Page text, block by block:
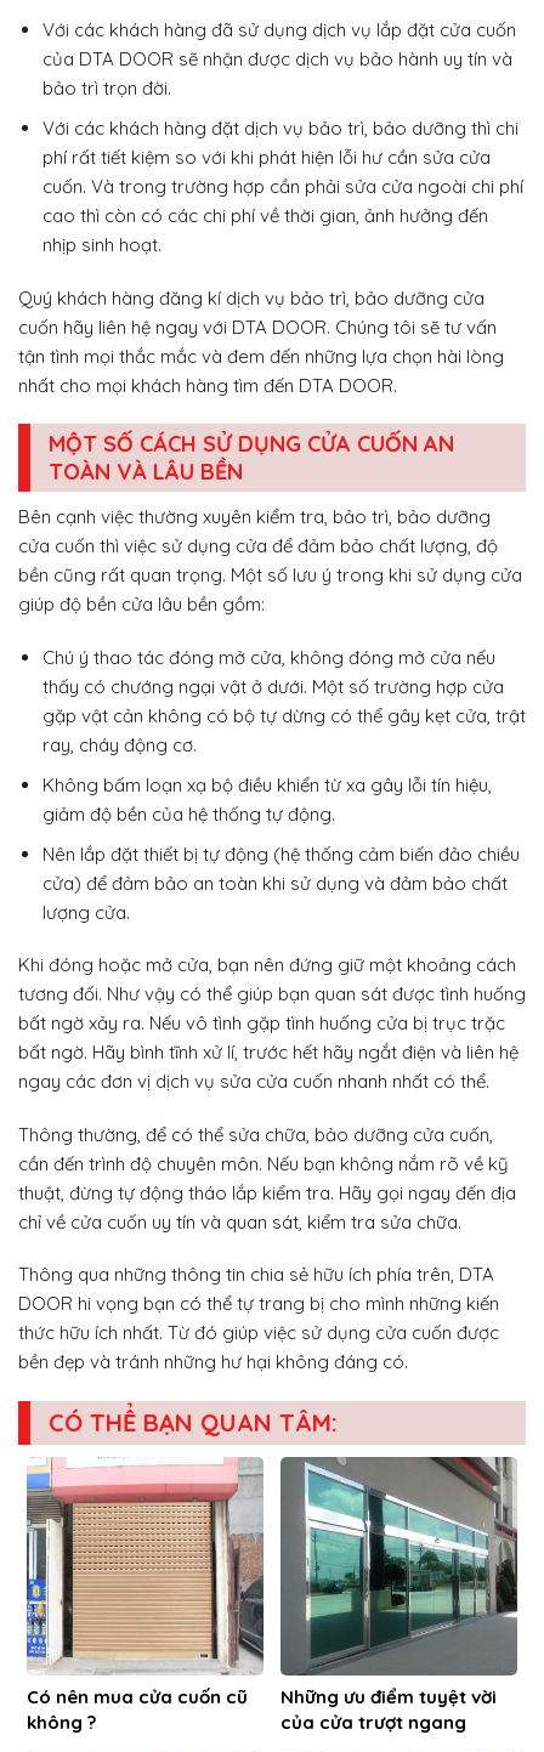
Với các khách hàng đã sử dụng dịch vụ lắp đặt cửa cuốn
của DTA DOOR sẽ nhận được dịch vụ bảo hành uy tín và
bảo trì trọn đời.
Với các khách hàng đặt dịch vụ bảo trì, bảo dưỡng thì chi
phí rất tiết kiệm so với khi phát hiện lỗi hư cần sửa cửa
cuốn. Và trong trường hợp cần phải sửa cửa ngoài chi phí
cao thì còn có các chi phí về thời gian, ảnh hưởng đến
nhịp sinh hoạt.
Quý khách hàng đăng kí dịch vụ bảo trì, bảo dưỡng cửa
cuốn hãy liên hệ ngay với DTA DOOR. Chúng tôi sẽ tư vấn
tận tình mọi thắc mắc và đem đến những lựa chọn hài lòng
nhất cho mọi khách hàng tìm đến DTA DOOR.
MỘT SỐ CÁCH SỬ DỤNG CỬA CUỐN AN
TOÀN VÀ LÂU BỀN
Bên cạnh việc thường xuyên kiểm tra, bảo trì, bảo dưỡng
cửa cuốn thì việc sử dụng cửa để đảm bảo chất lượng, độ
bền cũng rất quan trọng. Một số lưu ý trong khi sử dụng cửa
giúp độ bền cửa lâu bền gồm:
Chú ý thao tác đóng mở cửa, không đóng mở cửa nếu
thấy có chướng ngại vật ở dưới. Một số trường hợp cửa
gặp vật cản không có bộ tự dừng có thể gây kẹt cửa, trật
ray, cháy động cơ.
Không bấm loạn xạ bộ điều khiển từ xa gây lỗi tín hiệu,
giảm độ bền của hệ thống tự động.
Nên lắp đặt thiết bị tự động (hệ thống cảm biến đảo chiều
cửa) để đảm bảo an toàn khi sử dụng và đảm bảo chất
lượng cửa.
Khi đóng hoặc mở cửa, bạn nên đứng giữ một khoảng cách
tương đối. Như vậy có thể giúp bạn quan sát được tình huống
bất ngờ xảy ra. Nếu vô tình gặp tình huống cửa bị trục trặc
bất ngờ. Hãy bình tĩnh xử lí, trước hết hãy ngắt điện và liên hệ
ngay các đơn vị dịch vụ sửa cửa cuốn nhanh nhất có thể.
Thông thường, để có thể sửa chữa, bảo dưỡng cửa cuốn,
cần đến trình độ chuyên môn. Nếu bạn không nắm rõ về kỹ
thuật, đừng tự động tháo lắp kiểm tra. Hãy gọi ngay đến địa
chỉ về cửa cuốn uy tín và quan sát, kiểm tra sửa chữa.
Thông qua những thông tin chia sẻ hữu ích phía trên, DTA
DOOR hi vọng bạn có thể tự trang bị cho mình những kiến
thức hữu ích nhất. Từ đó giúp việc sử dụng cửa cuốn được
bền đẹp và tránh những hư hại không đáng có.
CÓ THỂ BẠN QUAN TÂM:
Có nên mua cửa cuốn cũ
không ?
Những ưu điểm tuyệt vời
của cửa trượt ngang